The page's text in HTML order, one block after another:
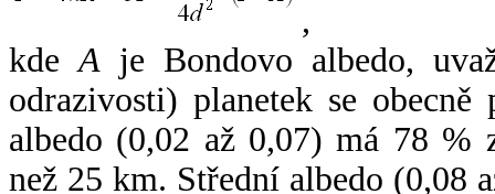
,
kdeA je Bondovo albedo,
odrazivosti) planetek se
albedo (0,02 až 0,07) má 78 %
než 25 km. Střední albedo (0,08